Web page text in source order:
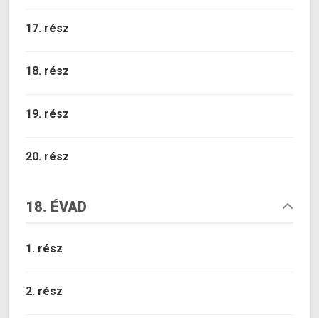
17. rész
18. rész
19. rész
20. rész
18. ÉVAD
1. rész
2. rész